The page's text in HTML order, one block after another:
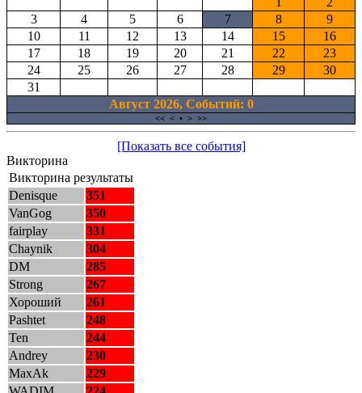
3
4 5 6 7 8
9
10
11 12 13 14 15
16
17
18 19 20 21 22
23
24
25 26 27 28 29
30
31
Август 2026, Cобытий: 0
<< < • > >>
[Показать все события]
Викторина
Викторина результаты
Denisque
351
VanGog
350
fairplay
331
Chaynik
304
DM
285
Strong
267
Хороший
261
Pashtet
248
Ten
244
Andrey
230
MaxAk
229